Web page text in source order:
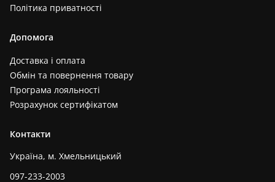
Політика приватності
Допомога
Доставка і оплата
Обмін та повернення товару
Програма лояльності
Розрахунок сертифікатом
Контакти
Україна, м. Хмельницький
097-233-2003